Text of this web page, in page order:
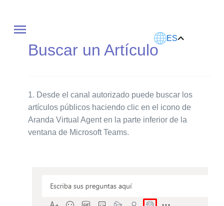
ES
Buscar un Artículo
1. Desde el canal autorizado puede buscar los
artículos públicos haciendo clic en el icono de
Aranda Virtual Agent en la parte inferior de la
ventana de Microsoft Teams.